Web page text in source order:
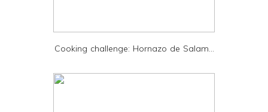
Cooking challenge: Hornazo de Salam...